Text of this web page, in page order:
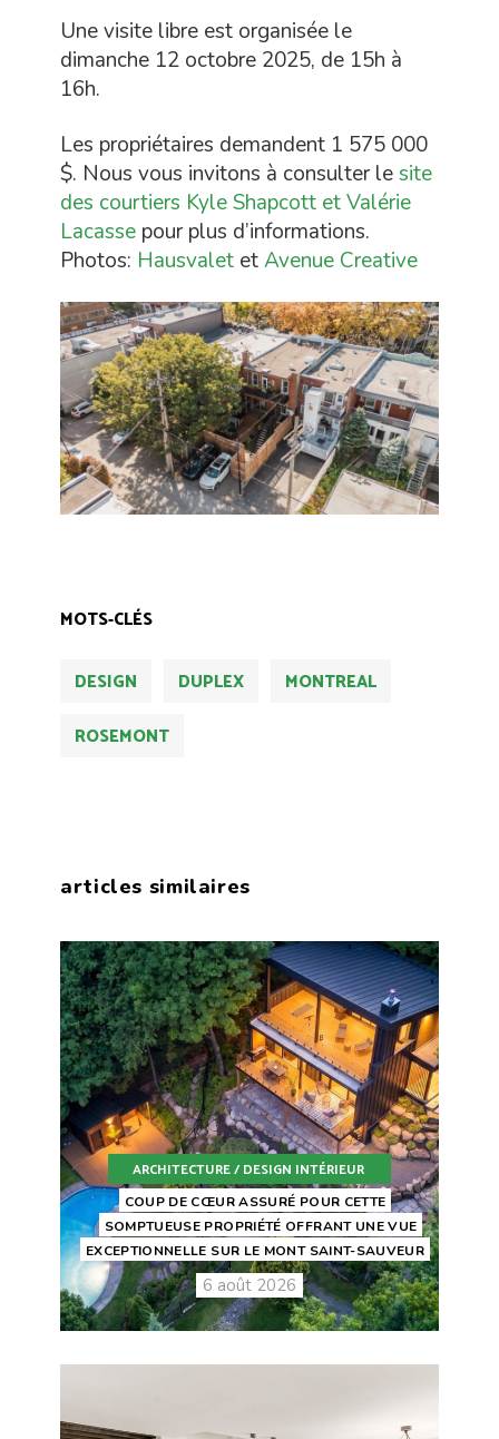
Une visite libre est organisée le
dimanche 12 octobre 2025, de 15h à
16h.
Les propriétaires demandent 1 575 000
$. Nous vous invitons à consulter lesite
des courtiers Kyle Shapcott et Valérie
Lacasse pour plus d’informations.
Photos: Hausvalet etAvenue Creative
MOTS-CLÉS
DESIGN DUPLEX
MONTREAL
ROSEMONT
articles similaires
ARCHITECTURE / DESIGN INTÉRIEUR
COUP DE CŒUR ASSURÉ POUR CETTE
SOMPTUEUSE PROPRIÉTÉ OFFRANT UNE VUE
EXCEPTIONNELLE SUR LE MONT SAINT-SAUVEUR
6 août 2026